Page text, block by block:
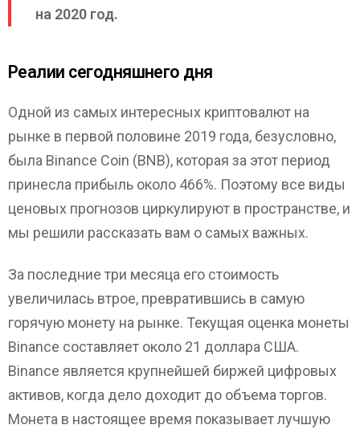
на 2020 год.
Реалии сегодняшнего дня
Одной из самых интересных криптовалют на
рынке в первой половине 2019 года, безусловно,
была Binance Coin (BNB), которая за этот период
принесла прибыль около 466%. Поэтому все виды
ценовых прогнозов циркулируют в пространстве, и
мы решили рассказать вам о самых важных.
За последние три месяца его стоимость
увеличилась втрое, превратившись в самую
горячую монету на рынке. Текущая оценка монеты
Binance составляет около 21 доллара США.
Binance является крупнейшей биржей цифровых
активов, когда дело доходит до объема торгов.
Монета в настоящее время показывает лучшую